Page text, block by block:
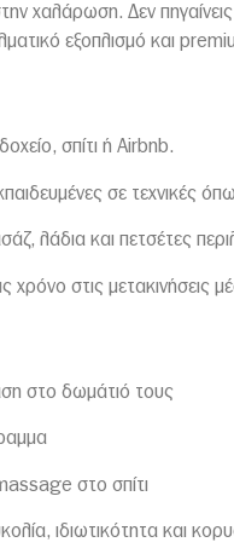
χαλάρωση. Δεν
εξοπλισμό και
σπίτι ή Airbnb.
σε τεχνικές
λάδια και πετσέτες
χρόνο στις μετακινήσεις
στο δωμάτιό τους
στο σπίτι
ιδιωτικότητα και